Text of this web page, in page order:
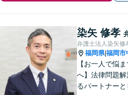
染矢 修孝
弁護士法人染矢修
福岡県|福岡市
【お一人で悩
へ】法律問題
るパートナーと